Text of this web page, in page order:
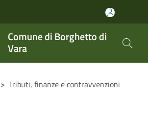
Comune di Borghetto di
Vara
> Tributi, finanze e contravvenzioni